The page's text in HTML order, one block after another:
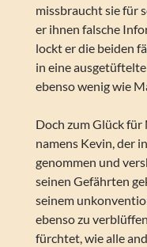
missbraucht sie für
er ihnen falsche
lockt er die beiden
in eine
ebenso wenig wie
Doch zum Glück für
namens Kevin, der
genommen und
seinen Gefährten
seinem
ebenso zu
fürchtet, wie alle